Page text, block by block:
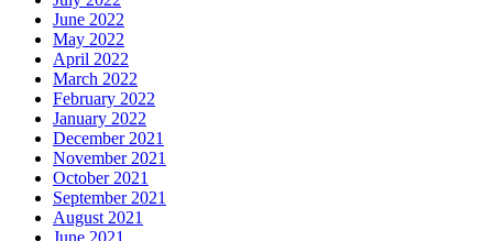
June 2022
May 2022
April 2022
March 2022
February 2022
January 2022
December 2021
November 2021
October 2021
September 2021
August 2021
June 2021